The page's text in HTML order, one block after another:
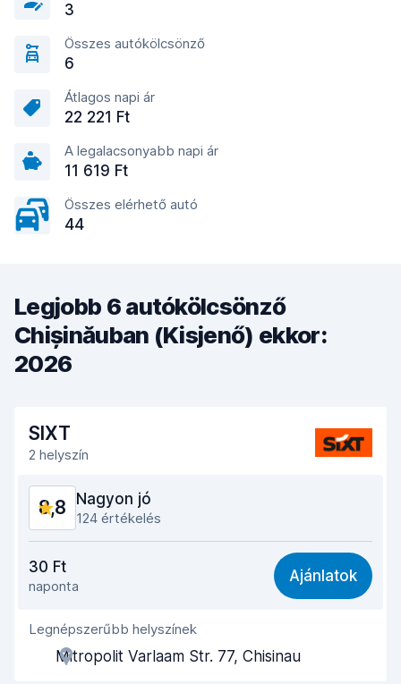
3
Összes autókölcsönző
6
Átlagos napi ár
22 221 Ft
A legalacsonyabb napi ár
11 619 Ft
Összes elérhető autó
44
Legjobb 6 autókölcsönző
Chișinăuban (Kisjenő) ekkor:
2026
SIXT
2 helyszín
8,8 Nagyon jó
124 értékelés
8,6
Könnyű megtalálás 8,9
Ügynöki segítőkészség
Az autó átvételéhez szükséges idő
30 Ft
naponta
Ajánlatok
Legnépszerűbb helyszínek
Mitropolit Varlaam Str. 77, Chisinau